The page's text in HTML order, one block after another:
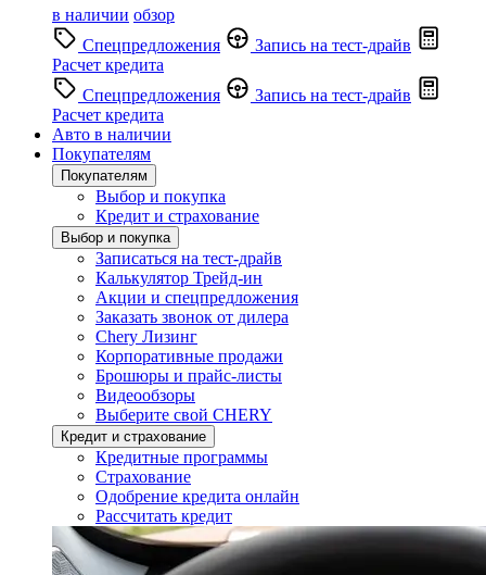
в наличии обзор
Спецпредложения
Запись на тест-драйв
Расчет кредита
Спецпредложения
Запись на тест-драйв
Расчет кредита
Авто в наличии
Покупателям
Покупателям
Выбор и покупка
Кредит и страхование
Выбор и покупка
Записаться на тест-драйв
Калькулятор Трейд-ин
Акции и спецпредложения
Заказать звонок от дилера
Chery Лизинг
Корпоративные продажи
Брошюры и прайс-листы
Видеообзоры
Выберите свой CHERY
Кредит и страхование
Кредитные программы
Страхование
Одобрение кредита онлайн
Рассчитать кредит